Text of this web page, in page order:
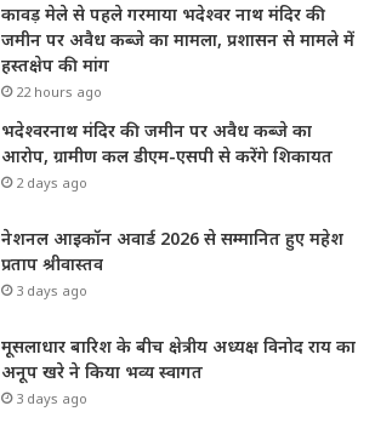
कावड़ मेले से पहले गरमाया भदेश्वर नाथ मंदिर की
जमीन पर अवैध कब्जे का मामला, प्रशासन से मामले में
हस्तक्षेप की मांग
22 hours ago
भदेश्वरनाथ मंदिर की जमीन पर अवैध कब्जे का
आरोप, ग्रामीण कल डीएम-एसपी से करेंगे शिकायत
2 days ago
नेशनल आइकॉन अवार्ड 2026 से सम्मानित हुए महेश
प्रताप श्रीवास्तव
3 days ago
मूसलाधार बारिश के बीच क्षेत्रीय अध्यक्ष विनोद राय का
अनूप खरे ने किया भव्य स्वागत
3 days ago